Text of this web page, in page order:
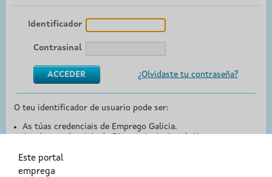
Identificador
Contrasinal
¿Olvidaste tu contraseña?
O teu identificador de usuario pode ser:
As túas credenciais de Emprego Galicia.
O teu DNI ou o teu NIE.
Este portal
emprega